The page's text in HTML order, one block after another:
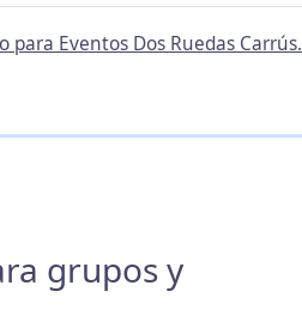
Eventos Dos Ruedas Carrús.
grupos y